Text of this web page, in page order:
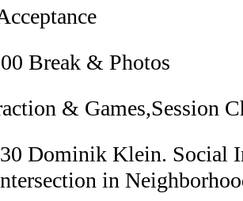
Break & Photos
& Games,Session
Dominik Klein. Social
in